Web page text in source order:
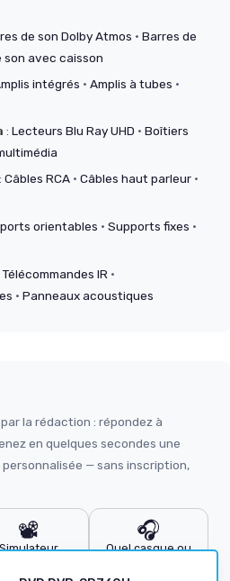
de son Dolby Atmos · Barres de
son avec caisson
intégrés · Amplis à tubes ·
: Lecteurs Blu Ray UHD · Boîtiers
: Câbles RCA · Câbles haut parleur ·
orientables · Supports fixes ·
Télécommandes IR ·
· Panneaux acoustiques
la rédaction : répondez à
en quelques secondes une
— sans inscription,
📽️ 🎧
Quel casque ou